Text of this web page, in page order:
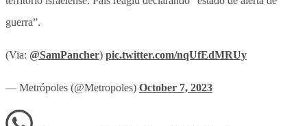
guerra”.
(Via: @SamPancher) pic.twitter.com/nqUfEdMRUy
— Metrópoles (@Metropoles) October 7, 2023